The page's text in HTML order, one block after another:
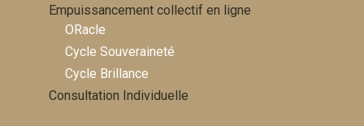
Empuissancement collectif en ligne
ORacle
Cycle Souveraineté
Cycle Brillance
Consultation Individuelle